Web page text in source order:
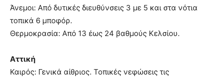
Άνεμοι: Από δυτικές διευθύνσεις 3 με 5 και στα νότια
τοπικά 6 μποφόρ.
Θερμοκρασία: Από 13 έως 24 βαθμούς Κελσίου.
Αττική
Καιρός: Γενικά αίθριος. Τοπικές νεφώσεις τις